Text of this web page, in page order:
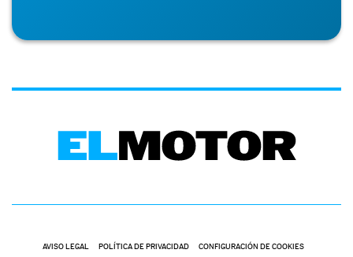
AVISO LEGAL POLÍTICA DE PRIVACIDAD CONFIGURACIÓN DE COOKIES